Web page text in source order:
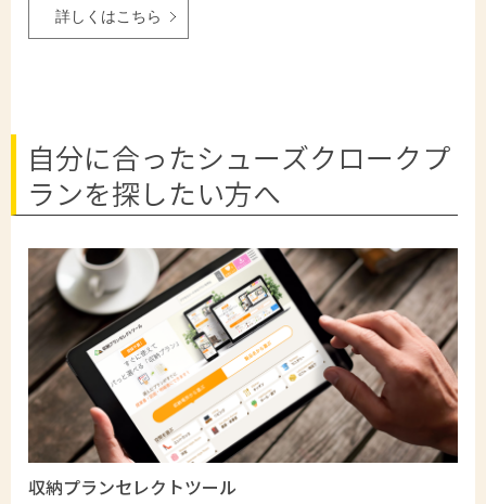
詳しくはこちら
自分に合ったシューズクロークプ
ランを探したい方へ
収納プランセレクトツール